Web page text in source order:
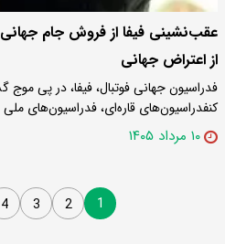
عقب‌نشینی فیفا از فروش جام
از اعتراض جهانی
فدراسیون جهانی فوتبال، فیفا، در پی موج
کنفدراسیون‌های قاره‌ای، فدراسیون‌های
۱۰ مرداد ۱۴۰۵
1
2
3
4